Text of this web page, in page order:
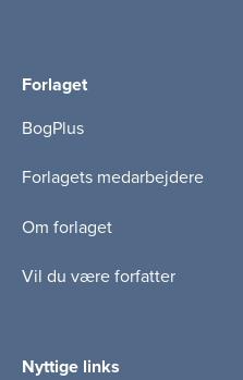
Forlaget
BogPlus
Forlagets medarbejdere
Om forlaget
Vil du være forfatter
Nyttige links